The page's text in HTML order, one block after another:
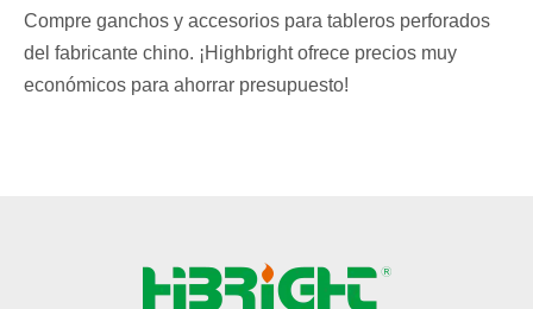
Compre ganchos y accesorios para tableros perforados
del fabricante chino. ¡Highbright ofrece precios muy
económicos para ahorrar presupuesto!